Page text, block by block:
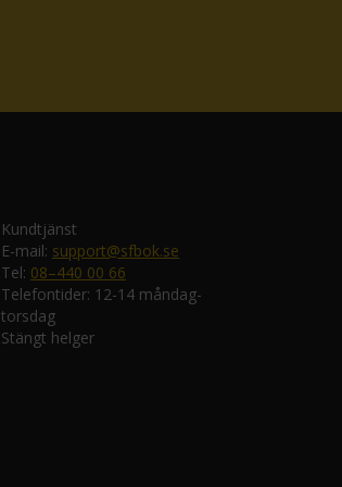
Kundtjänst
E-mail: support@sfbok.se
Tel: 08–440 00 66
Telefontider: 12-14 måndag-
torsdag
Stängt helger